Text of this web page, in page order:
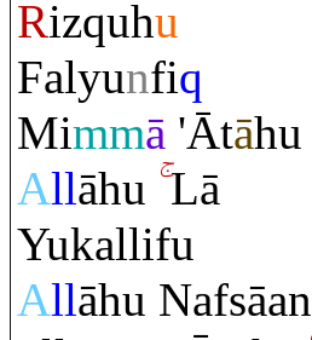
Rizquhu
Falyunfiq
Mimmā 'Ātāhu
Allāhu Lā
Yukallifu
Allāhu Nafsāan